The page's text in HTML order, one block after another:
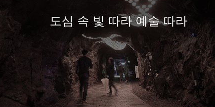
도심 속 빛 따라 예술 따라